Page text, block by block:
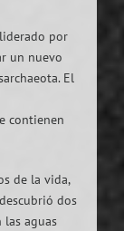
por
un nuevo
El
contienen
de la vida,
dos
las aguas